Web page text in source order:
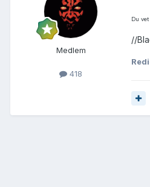
Medlem
418
Du
//